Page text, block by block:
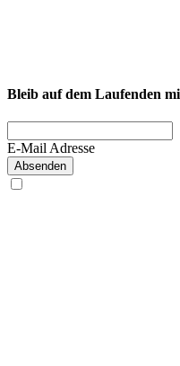
Bleib auf dem Laufenden
E-Mail Adresse
Absenden